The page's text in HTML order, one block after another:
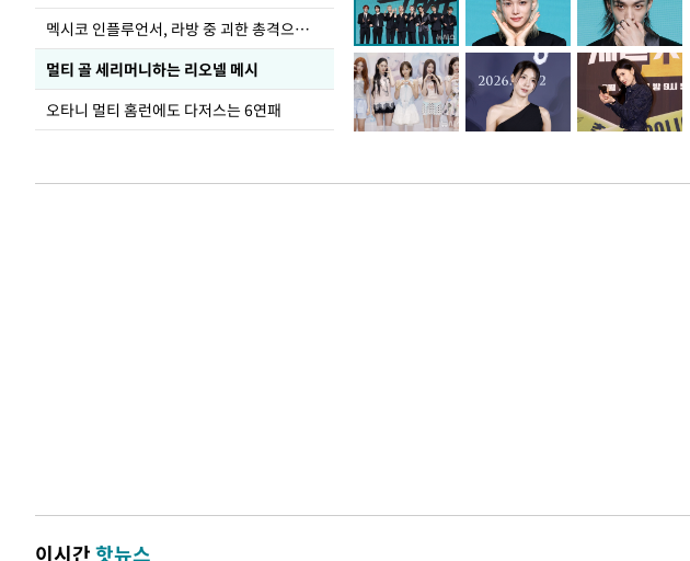
멕시코 인플루언서, 라방 중 괴한 총격으로 사망
멀티 골 세리머니하는 리오넬 메시
오타니 멀티 홈런에도 다저스는 6연패
이시간핫뉴스